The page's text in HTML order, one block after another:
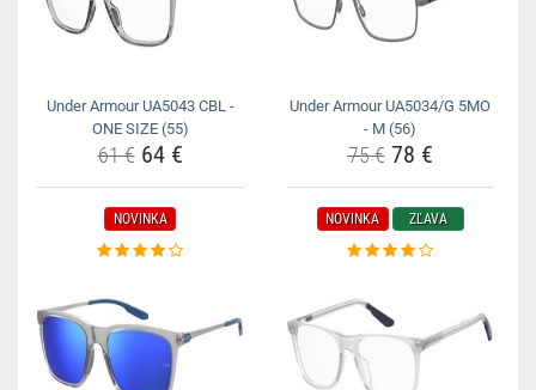
Under Armour UA5043 CBL -
ONE SIZE (55)
61 €64 €
Under Armour UA5034/G 5MO
- M (56)
75 €78 €
NOVINKA NOVINKA ZĽAVA